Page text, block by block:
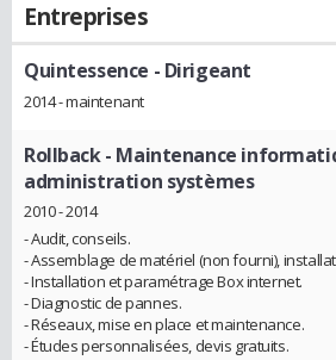
Entreprises
Quintessence - Dirigeant
2014 - maintenant
Rollback- Maintenance
administration systèmes
2010 - 2014
- Audit, conseils.
- Assemblage de matériel (non fourni),
- Installation et paramétrage Box internet.
- Diagnostic de pannes.
- Réseaux, mise en place et maintenance.
- Études personnalisées, devis gratuits.